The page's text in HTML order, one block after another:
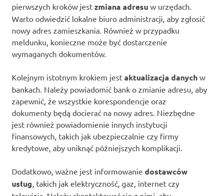
pierwszych kroków jest zmiana adresu w urzędach.
Warto odwiedzić lokalne biuro administracji, aby zgłosić
nowy adres zamieszkania. Również w przypadku
meldunku, konieczne może być dostarczenie
wymaganych dokumentów.
Kolejnym istotnym krokiem jest aktualizacja danych w
bankach. Należy powiadomić bank o zmianie adresu, aby
zapewnić, że wszystkie korespondencje oraz
dokumenty będą docierać na nowy adres. Niezbędne
jest również powiadomienie innych instytucji
finansowych, takich jak ubezpieczalnie czy firmy
kredytowe, aby uniknąć późniejszych komplikacji.
Dodatkowo, ważne jest informowanie dostawców
usług , takich jak elektryczność, gaz, internet czy